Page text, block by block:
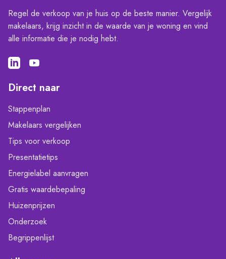
Regel de verkoop van je huis op de beste manier. Vergelijk
makelaars, krijg inzicht in de waarde van je woning en vind
alle informatie die je nodig hebt.
Direct naar
Stappenplan
Makelaars vergelijken
Tips voor verkoop
Presentatietips
Energielabel aanvragen
Gratis waardebepaling
Huizenprijzen
Onderzoek
Begrippenlijst